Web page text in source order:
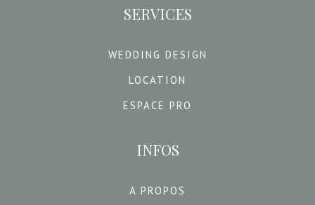
INFOS
A PROPOS
SERVICES
WEDDING DESIGN
LOCATION
ESPACE PRO